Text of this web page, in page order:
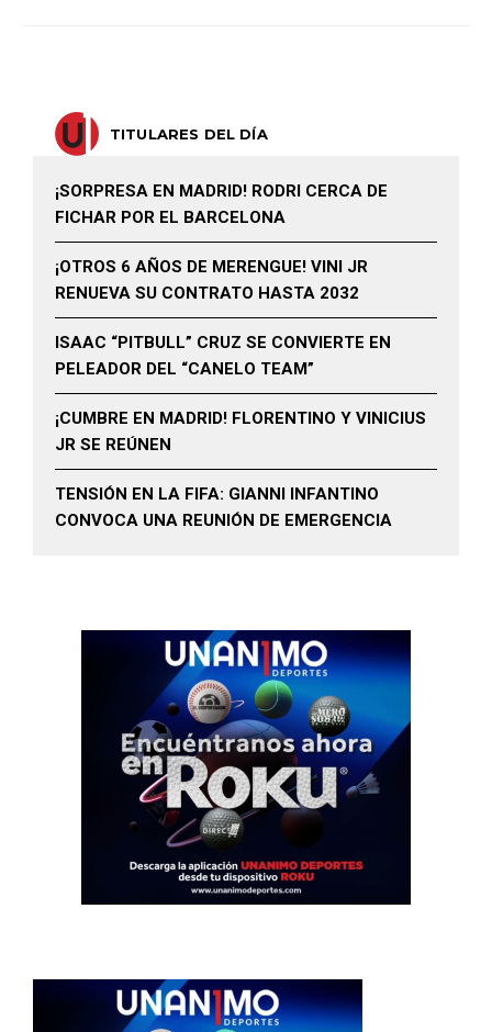
TITULARES DEL DÍA
¡SORPRESA EN MADRID! RODRI CERCA DE
FICHAR POR EL BARCELONA
¡OTROS 6 AÑOS DE MERENGUE! VINI JR
RENUEVA SU CONTRATO HASTA 2032
ISAAC “PITBULL” CRUZ SE CONVIERTE EN
PELEADOR DEL “CANELO TEAM”
¡CUMBRE EN MADRID! FLORENTINO Y VINICIUS
JR SE REÚNEN
TENSIÓN EN LA FIFA: GIANNI INFANTINO
CONVOCA UNA REUNIÓN DE EMERGENCIA